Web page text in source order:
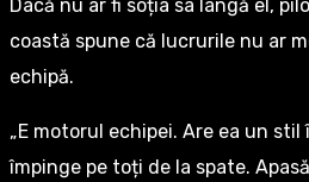
Dacă nu ar fi soția sa lângă el,
coastă spune că lucrurile nu ar
echipă.
„E motorul echipei. Are ea un stil
împinge pe toți de la spate.